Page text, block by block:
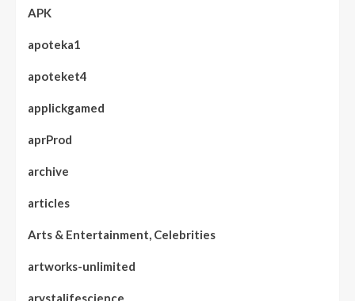
APK
apoteka1
apoteket4
applickgamed
aprProd
archive
articles
Arts & Entertainment, Celebrities
artworks-unlimited
arystalifescience